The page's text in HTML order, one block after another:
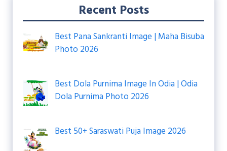
Recent Posts
Best Pana Sankranti Image | Maha Bisuba
Photo 2026
Best Dola Purnima Image In Odia | Odia
Dola Purnima Photo 2026
Best 50+ Saraswati Puja Image 2026